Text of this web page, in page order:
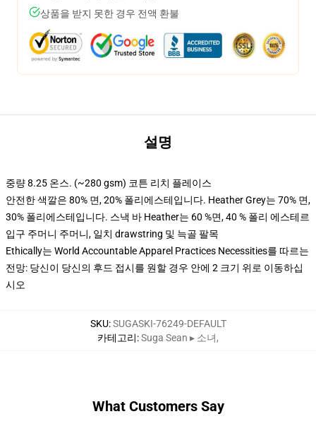
상품을 받지 못한 경우 전액 환불
설명
중량 8.25 온스. (~280 gsm) 코튼 리치 플레이스
안전한 색깔은 80% 면, 20% 폴리에스테입니다. Heather Grey는 70% 면,
30% 폴리에스테입니다. 스낵 바 Heather는 60 %면, 40 % 폴리 에스테르
입구 주머니 주머니, 일치 drawstring 및 늑골 팔목
Ethically는 World Accountable Apparel Practices Necessities를 따르는
전망: 당신이 당신의 후드 접시를 원할 경우 안에 2 크기 위로 이동하십
시오
SKU:SUGASKI-76249-DEFAULT
카테고리:Suga Sean ▸ 소녀,
What Customers Say